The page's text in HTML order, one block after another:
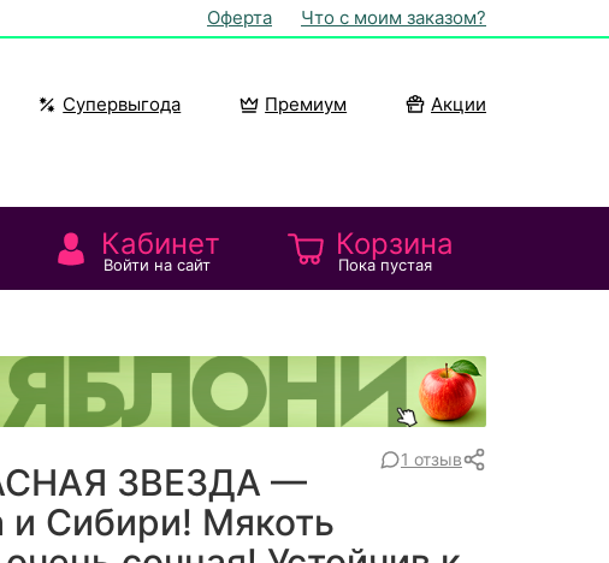
Оферта Что с моим заказом?
Супервыгода Премиум
Акции
Кабинет
Войти на сайт
Корзина
Пока пустая
1 отзыв
ЗВЕЗДА —
и Сибири! Мякоть